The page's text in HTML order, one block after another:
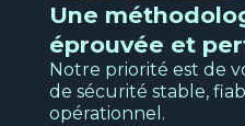
Une
éprouvée et
Notre priorité est de
de sécurité stable,
opérationnel.